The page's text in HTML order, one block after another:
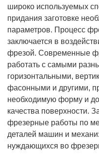
широко используемых
придания заготовке
параметров. Процесс
заключается в
фрезой. Современные
работать с самыми
горизонтальными,
фасонными и другими,
необходимую форму и
качества поверхности.
фрезерные работы по
деталей машин и
нуждающихся во